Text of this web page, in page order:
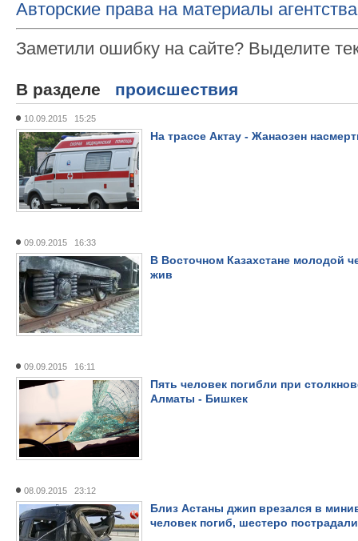
Авторские права на материалы
Заметили ошибку на сайте? Выделите
В разделе происшествия
10.09.2015 15:25
На трассе Актау - Жанаозен
09.09.2015 16:33
В Восточном Казахстане молодой
жив
09.09.2015 16:11
Пять человек погибли при
Алматы - Бишкек
08.09.2015 23:12
Близ Астаны джип врезался в
человек погиб, шестеро пострадали